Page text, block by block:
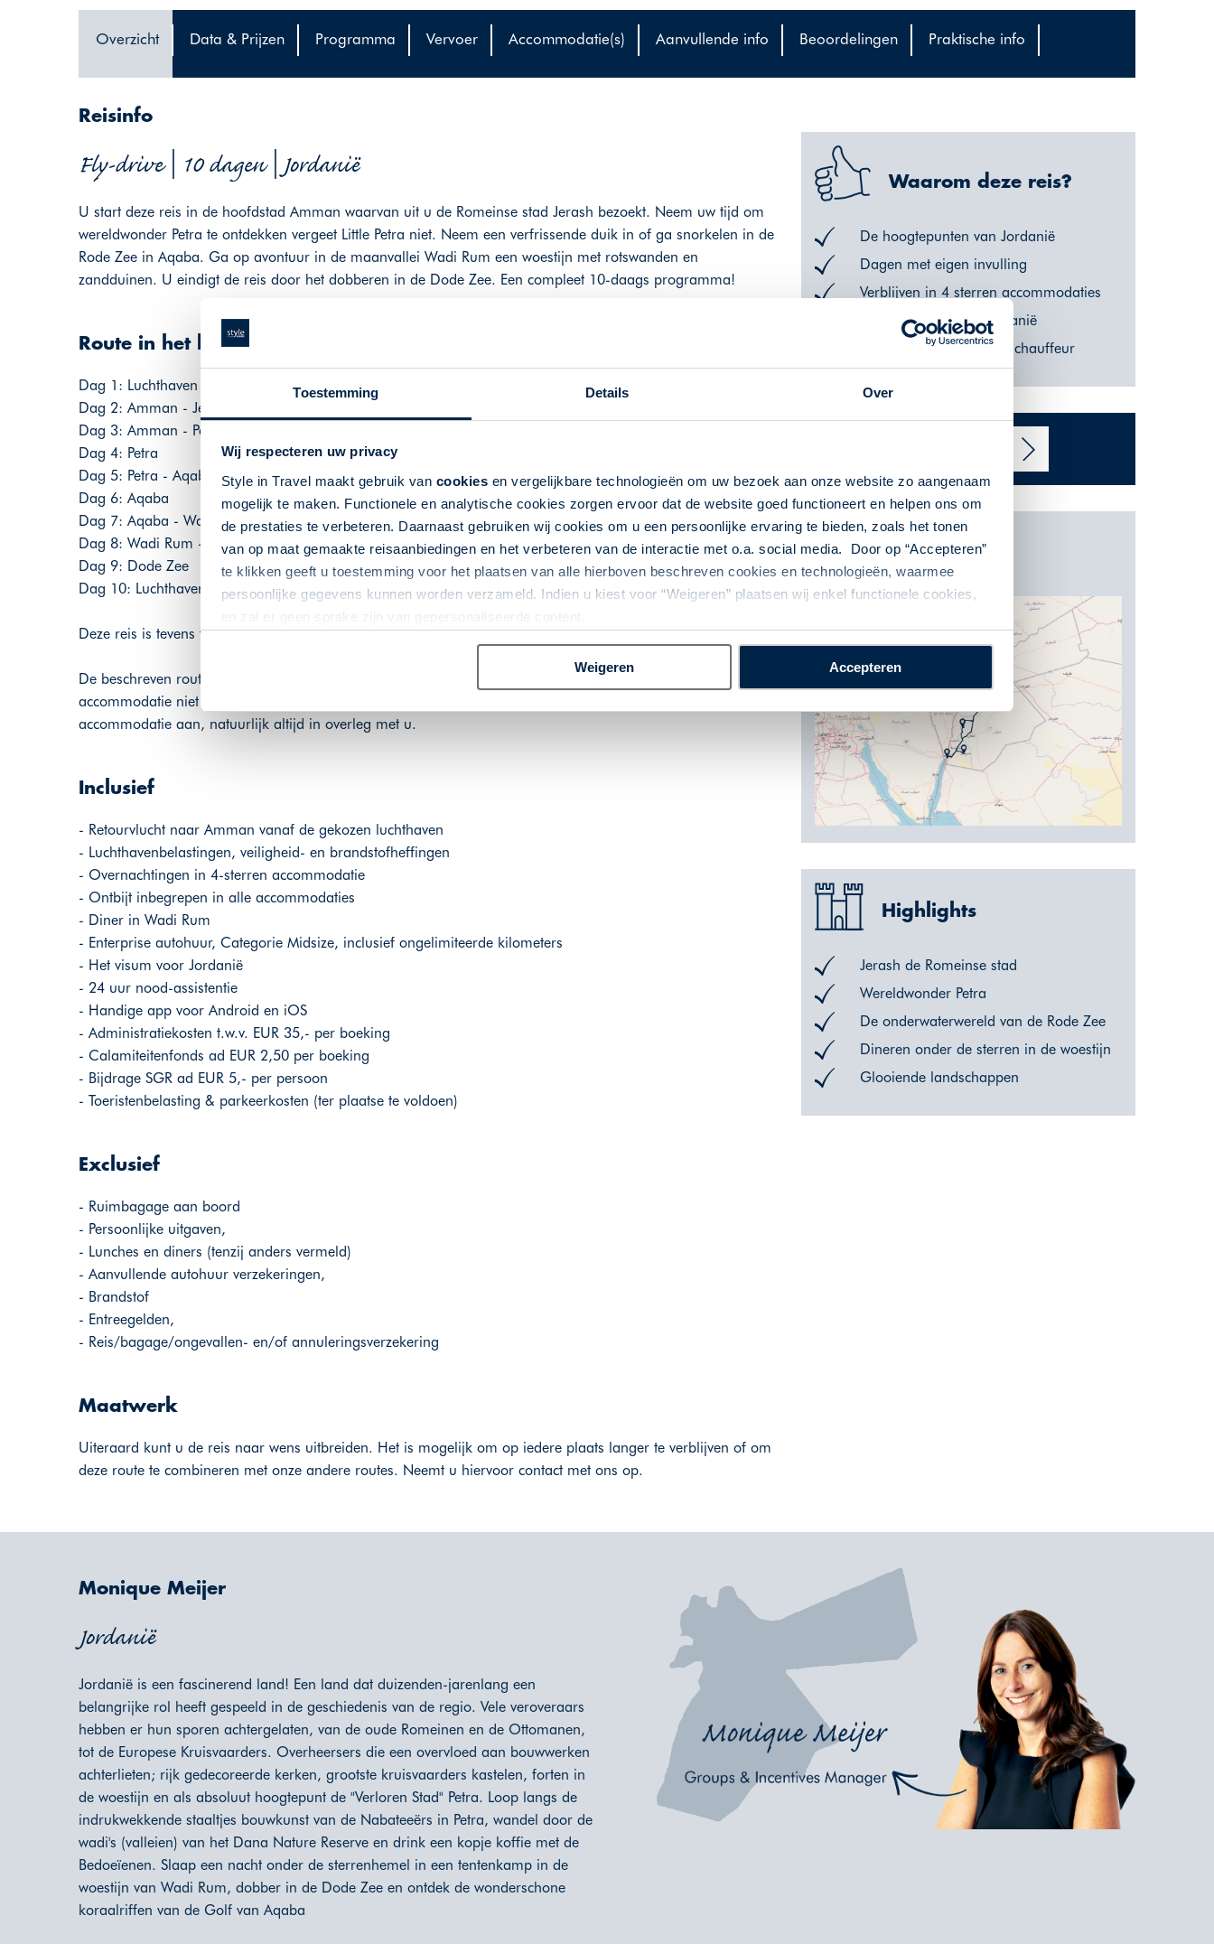
Toestemming Details Over
Wij respecteren uw privacy
Style in Travel maakt gebruik van cookies en vergelijkbare technologieën om uw bezoek aan onze website zo aangenaam
mogelijk te maken. Functionele en analytische cookies zorgen ervoor dat de website goed functioneert en helpen ons om
de prestaties te verbeteren. Daarnaast gebruiken wij cookies om u een persoonlijke ervaring te bieden, zoals het tonen
van op maat gemaakte reisaanbiedingen en het verbeteren van de interactie met o.a. social media. Door op “Accepteren”
te klikken geeft u toestemming voor het plaatsen van alle hierboven beschreven cookies en technologieën, waarmee
persoonlijke gegevens kunnen worden verzameld. Indien u kiest voor “Weigeren” plaatsen wij enkel functionele cookies,
en zal er geen sprake zijn van gepersonaliseerde content.
Weigeren Accepteren
Overzicht Data & Prijzen Programma Vervoer Accommodatie(s) Aanvullende info Beoordelingen Praktische info
Reisinfo
Fly-drive | 10 dagen | Jordanië
U start deze reis in de hoofdstad Amman waarvan uit u de Romeinse stad Jerash bezoekt. Neem uw tijd om
wereldwonder Petra te ontdekken vergeet Little Petra niet. Neem een verfrissende duik in of ga snorkelen in de
Rode Zee in Aqaba. Ga op avontuur in de maanvallei Wadi Rum een woestijn met rotswanden en
zandduinen. U eindigt de reis door het dobberen in de Dode Zee. Een compleet 10-daags programma!
Route in het kort
Dag 1: Luchthaven Amman - Amman, 24 km
Dag 2: Amman - Jerash, 52 km
Dag 3: Amman - Petra , 230 km
Dag 4: Petra
Dag 5: Petra - Aqaba, 126 km
Dag 6: Aqaba
Dag 7: Aqaba - Wadi Rum, 70 km
Dag 8: Wadi Rum - Dode Zee, 345 km
Dag 9: Dode Zee
Dag 10: Luchthaven Amman, 61 km
Deze reis is tevens te reserveren met privé chauffeur.
De beschreven route is onder voorbehoud van beschikbaarheid. Mocht er in de door u gekozen periode een
accommodatie niet meer beschikbaar zijn, dan draaien wij de route om of bieden wij een gelijkwaardige
accommodatie aan, natuurlijk altijd in overleg met u.
Inclusief
- Retourvlucht naar Amman vanaf de gekozen luchthaven
- Luchthavenbelastingen, veiligheid- en brandstofheffingen
- Overnachtingen in 4-sterren accommodatie
- Ontbijt inbegrepen in alle accommodaties
- Diner in Wadi Rum
- Enterprise autohuur, Categorie Midsize, inclusief ongelimiteerde kilometers
- Het visum voor Jordanië
- 24 uur nood-assistentie
- Handige app voor Android en iOS
- Administratiekosten t.w.v. EUR 35,- per boeking
- Calamiteitenfonds ad EUR 2,50 per boeking
- Bijdrage SGR ad EUR 5,- per persoon
- Toeristenbelasting & parkeerkosten (ter plaatse te voldoen)
Exclusief
- Ruimbagage aan boord
- Persoonlijke uitgaven,
- Lunches en diners (tenzij anders vermeld)
- Aanvullende autohuur verzekeringen,
- Brandstof
- Entreegelden,
- Reis/bagage/ongevallen- en/of annuleringsverzekering
Maatwerk
Uiteraard kunt u de reis naar wens uitbreiden. Het is mogelijk om op iedere plaats langer te verblijven of om
deze route te combineren met onze andere routes. Neemt u hiervoor contact met ons op.
Waarom deze reis?
De hoogtepunten van Jordanië
Dagen met eigen invulling
Verblijven in 4 sterren accommodaties
Geniet van gastvrij Jordanië
Ook mogelijk met privé chauffeur
Kaart
Highlights
Jerash de Romeinse stad
Wereldwonder Petra
De onderwaterwereld van de Rode Zee
Dineren onder de sterren in de woestijn
Glooiende landschappen
Monique Meijer
Jordanië
Jordanië is een fascinerend land! Een land dat duizenden-jarenlang een
belangrijke rol heeft gespeeld in de geschiedenis van de regio. Vele veroveraars
hebben er hun sporen achtergelaten, van de oude Romeinen en de Ottomanen,
tot de Europese Kruisvaarders. Overheersers die een overvloed aan bouwwerken
achterlieten; rijk gedecoreerde kerken, grootste kruisvaarders kastelen, forten in
de woestijn en als absoluut hoogtepunt de "Verloren Stad" Petra. Loop langs de
indrukwekkende staaltjes bouwkunst van de Nabateeërs in Petra, wandel door de
wadi's (valleien) van het Dana Nature Reserve en drink een kopje koffie met de
Bedoeïenen. Slaap een nacht onder de sterrenhemel in een tentenkamp in de
woestijn van Wadi Rum, dobber in de Dode Zee en ontdek de wonderschone
koraalriffen van de Golf van Aqaba